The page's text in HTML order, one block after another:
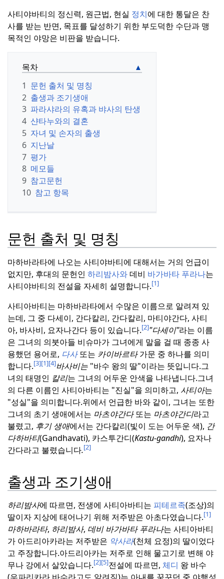
사티야바티의 정신력, 원근법, 현실 정치에 대한 통달은 찬
사를 받는 반면, 목표를 달성하기 위한 부도덕한 수단과 맹
목적인 야망은 비판을 받습니다.
목차
1 문헌 출처 및 명칭
2 출생과 조기생애
3 파라샤라의 유혹과 뱌사의 탄생
4 샨타누와의 결혼
5 자녀 및 손자의 출생
6 지난날
7 평가
8 메모들
9 참고문헌
10 참고 항목
문헌 출처 및 명칭
마하바라타에 나오는 사티야바티에 대해서는 거의 언급이
없지만, 후대의 문헌인 하리밤사와데비 바가바타 푸라나는
사티야바티의 전설을 자세히 설명합니다.[1]
사티아바티는 마하바라타에서 수많은 이름으로 알려져 있
는데, 그 중 다세이, 간다칼리, 간다칼리, 마티야간다, 사티
아, 바사비, 요자나간다 등이 있습니다.[2]"다세이"라는 이름
은 그녀의 의붓아들 비슈마가 그녀에게 말을 걸 때 종종 사
용했던 용어로, 다사또는 카이바르타가문 중 하나를 의미
합니다.[3][1][4]바사비는 "바수 왕의 딸"이라는 뜻입니다.그
녀의 태명인 칼리는 그녀의 어두운 안색을 나타냅니다.그녀
의 다른 이름인 사티아바티는 "진실"을 의미하고, 사티아는
"성실"을 의미합니다.위에서 언급한 바와 같이, 그녀는 또한
그녀의 초기 생애에서는 마츠야간다또는 마츠야간디라고
불렸고, 후기 생애에서는 간다칼리(빛이 도는 어두운 색), 간
다하바티(Gandhavati), 카스투간디(Kastu-gandhi), 요자나
간다라고 불렸습니다.[2]
출생과 조기생애
하리밤사에 따르면, 전생에 사티아바티는 피테르족(조상)의
딸이자 지상에 태어나기 위해 저주받은 아초다였습니다.[1]
마하바라타, 하리밤사, 데비 바가바타 푸라나는 사티아바티
가 아드리아카라는 저주받은 악사라(천체 요정)의 딸이었다
고 주장합니다.아드리아카는 저주로 인해 물고기로 변해 야
무나 강에서 살았습니다.[2][5]전설에 따르면, 체디 왕 바수